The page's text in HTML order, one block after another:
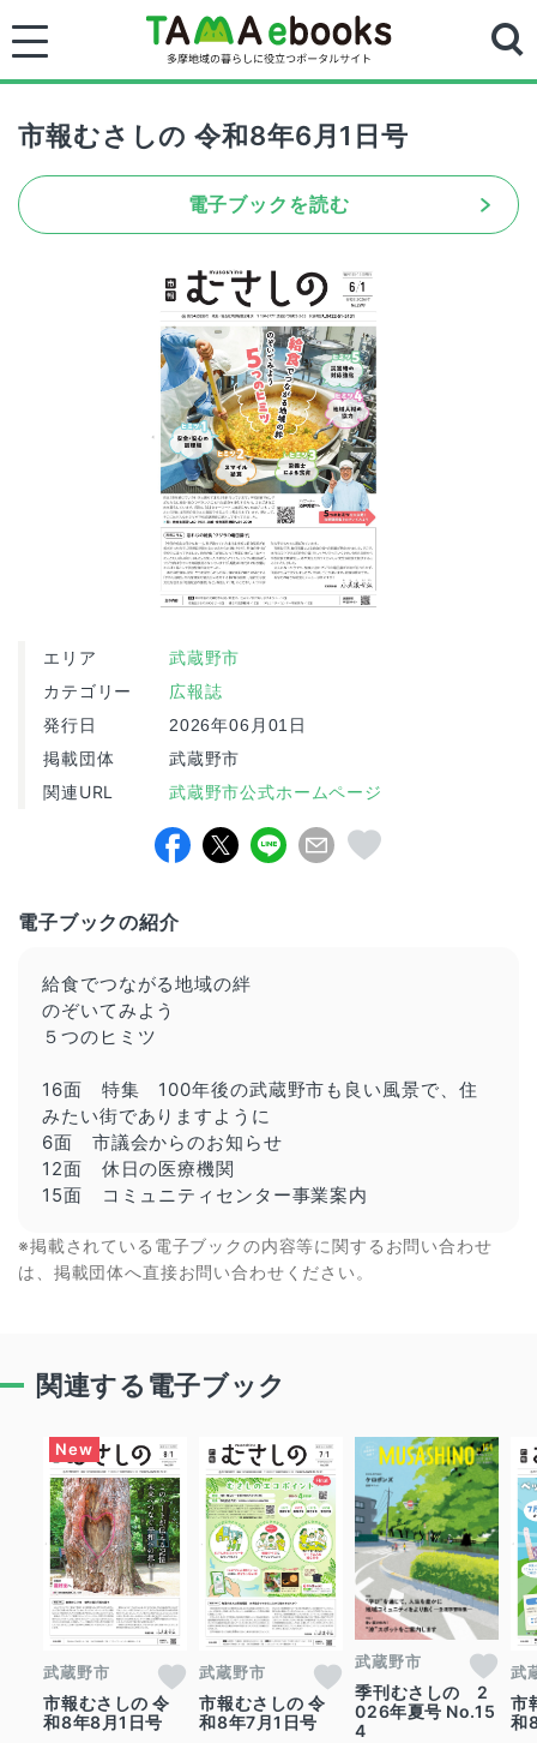
市報むさしの 令和8年6月1日号
電子ブックを読む
エリア 武蔵野市
カテゴリー 広報誌
発行日 2026年06月01日
掲載団体 武蔵野市
関連URL 武蔵野市公式ホームページ
電子ブックの紹介
給食でつながる地域の絆
のぞいてみよう
５つのヒミツ
16面 特集 100年後の武蔵野市も良い風景で、住
みたい街でありますように
6面 市議会からのお知らせ
12面 休日の医療機関
15面 コミュニティセンター事業案内
※掲載されている電子ブックの内容等に関するお問い合わせ
は、掲載団体へ直接お問い合わせください。
関連する電子ブック
武蔵野市
市報むさしの 令
和8年8月1日号
武蔵野市
市報むさしの 令
和8年7月1日号
武蔵野市
季刊むさしの 2
026年夏号 No.15
4
武
市
和